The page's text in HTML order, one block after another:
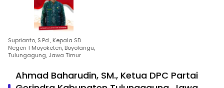
Suprianto, S.Pd., Kepala SD
Negeri 1 Moyoketen, Boyolangu,
Tulungagung, Jawa Timur
Ahmad Baharudin, SM., Ketua DPC Partai